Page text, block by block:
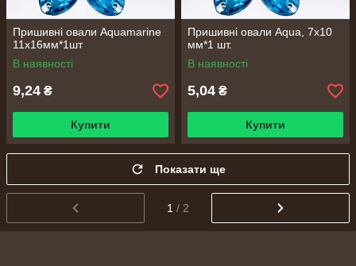
Пришивні овали Aquamarine
11х16мм*1шт
В наявності
9,24 ₴
Купити
Пришивні овали Aqua, 7х10
мм*1 шт.
В наявності
5,04 ₴
Купити
Показати ще
1 / 2